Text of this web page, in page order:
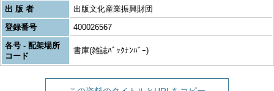
出 版 者
出版文化産業振興財団
登録番号
400026567
各号 - 配架場所
コード
書庫(雑誌ﾊﾞｯｸﾅﾝﾊﾞｰ)